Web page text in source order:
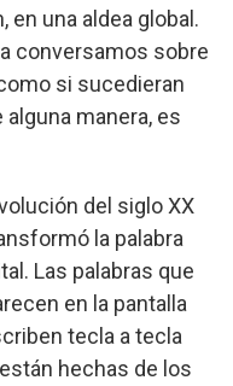
en una aldea global.
conversamos sobre
si sucedieran
manera, es
del siglo XX
la palabra
Las palabras que
en la pantalla
tecla a tecla
hechas de los